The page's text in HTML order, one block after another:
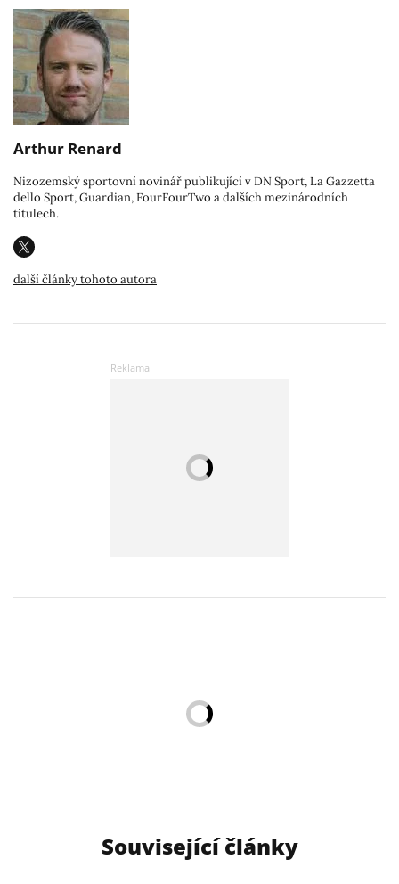
Arthur Renard
Nizozemský sportovní novinář publikující v DN Sport, La Gazzetta
dello Sport, Guardian, FourFourTwo a dalších mezinárodních
titulech.
další články tohoto autora
Související články